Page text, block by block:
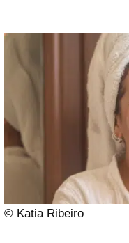
© Katia Ribeiro